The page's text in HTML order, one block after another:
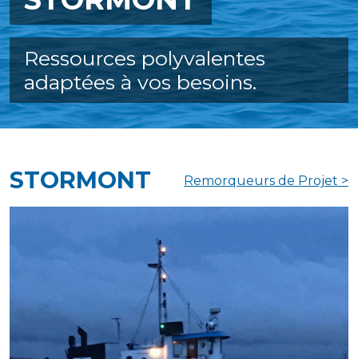
Ressources polyvalentes
adaptées à vos besoins.
STORMONT Remorqueurs de Projet >